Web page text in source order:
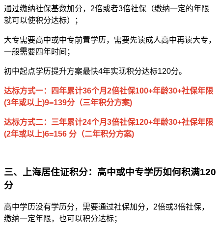
通过缴纳社保基数加分，2倍或者3倍社保（缴纳一定的年限
就可以使积分达标）；
大专需要高中或中专前置学历，需要先读成人高中再读大专，
一般需要四年时间；
初中起点学历提升方案最快4年实现积分达标120分。
达标方式一：四年累计36个月2倍社保100+年龄30+社保年限
(3年或以上)9=139分（三年积分方案)
达标方式二：三年累计24个月3倍社保120+年龄30+社保年限
(2年或以上)6=156 分（二年积分方案)
三、上海居住证积分：高中或中专学历如何积满120
分
高中学历没有学历分，需要通过社保加分，2倍或3倍社保，
缴纳一定年限，也可以积分达标；